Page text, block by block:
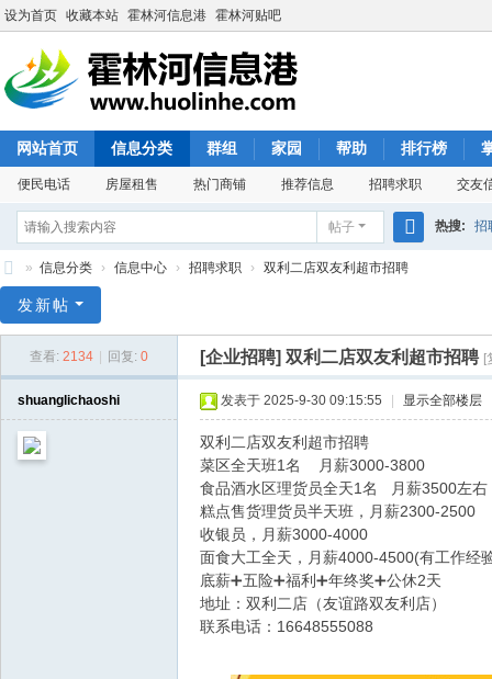
设为首页 收藏本站 霍林河信息港 霍林河贴吧
网站首页 信息分类 群组 家园 帮助 排行榜
便民电话 房屋租售 热门商铺 推荐信息 招聘求职 交友
帖子
搜
热搜: 招
林
» 信息分类 › 信息中心 › 招聘求职 › 双利二店双友利超市招聘
发新帖
查看: 2134 回复: 0 [企业招聘] 双利二店双友利超市招聘 [
shuanglichaoshi 发表于 2025-9-30 09:15:55 显示全部楼层
双利二店双友利超市招聘
菜区全天班1名 月薪3000-3800
食品酒水区理货员全天1名 月薪3500左右
糕点售货理货员半天班，月薪2300-2500
收银员，月薪3000-4000
面食大工全天，月薪4000-4500(有工作经
底薪➕五险➕福利➕年终奖➕公休2天
地址：双利二店（友谊路双友利店）
联系电话：16648555088